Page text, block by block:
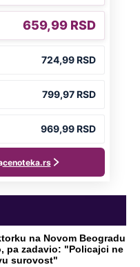
na Novom Beogradu
pa zadavio: "Policajci ne
surovost"